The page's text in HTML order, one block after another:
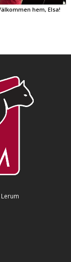
hem, Elsa!